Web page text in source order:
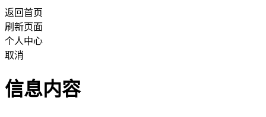
返回首页
刷新页面
个人中心
取消
信息内容